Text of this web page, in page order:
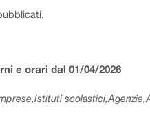
e orari dal 01/04/2026